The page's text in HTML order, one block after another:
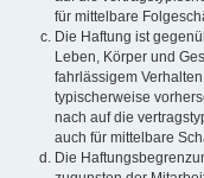
für mittelbare
Die Haftung ist
Leben, Körper und
fahrlässigem
typischerweise
nach auf die
auch für mittelbare
Die